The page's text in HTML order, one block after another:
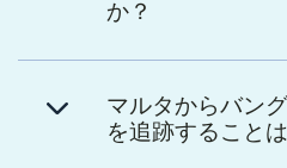
か？
マルタからバン
を追跡すること